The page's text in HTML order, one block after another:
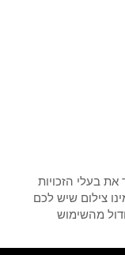
את בעלי הזכויות
צילום שיש לכם
מהשימוש